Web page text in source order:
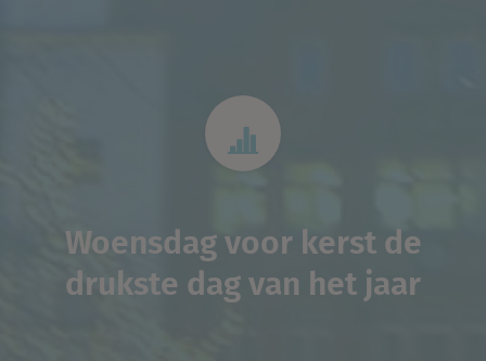
Woensdag voor kerst de
drukste dag van het jaar